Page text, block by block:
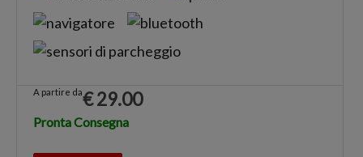
A partire da€29.00
Pronta Consegna